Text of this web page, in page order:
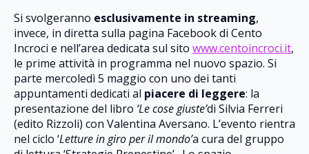
Si svolgeranno esclusivamente in streaming,
invece, in diretta sulla pagina Facebook di Cento
Incroci e nell’area dedicata sul sito www.centoincroci.it,
le prime attività in programma nel nuovo spazio. Si
parte mercoledì 5 maggio con uno dei tanti
appuntamenti dedicati al piacere di leggere: la
presentazione del libro ‘Le cose giuste’di Silvia Ferreri
(edito Rizzoli) con Valentina Aversano. L’evento rientra
nel ciclo ‘Letture in giro per il mondo’a cura del gruppo